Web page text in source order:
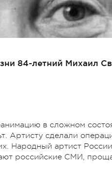
84-летний Михаил
в сложном
Артисту сделали
Народный артист
российские СМИ,